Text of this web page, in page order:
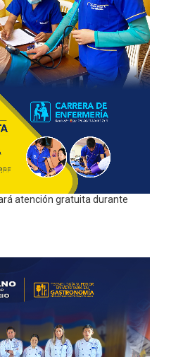
atención gratuita durante